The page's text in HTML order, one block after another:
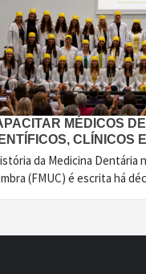
MÉDICOS
CLÍNICOS
da Medicina Dentária
(FMUC) é escrita há